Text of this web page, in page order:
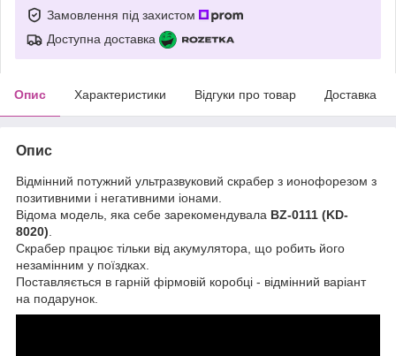
Замовлення під захистом
Доступна доставка
Опис Характеристики Відгуки про товар Доставка
Опис
Відмінний потужний ультразвуковий скрабер з ионофорезом з
позитивними і негативними іонами.
Відома модель, яка себе зарекомендувала BZ-0111 (KD-
8020)
Скрабер працює тільки від акумулятора, що робить його
незамінним у поїздках.
Поставляється в гарній фірмовій коробці - відмінний варіант
на подарунок.